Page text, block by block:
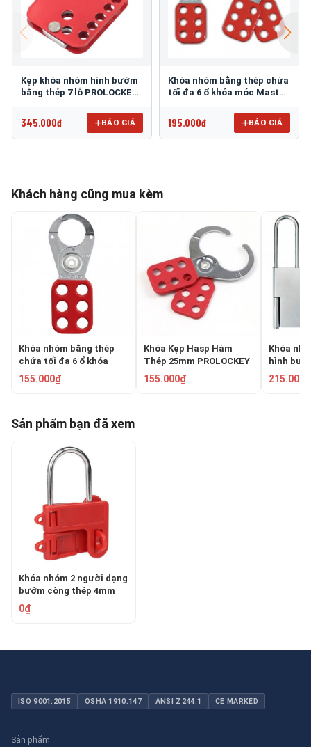
Kẹp khóa nhóm hình bướm
bằng thép 7 lỗ PROLOCKEY
345.000đ BÁO GIÁ
Khóa nhóm bằng thép chứa
tối đa 6 ổ khóa móc Master
195.000đ BÁO GIÁ
Khách hàng cũng mua kèm
Khóa nhóm bằng thép
chứa tối đa 6 ổ khóa
móc Master Lock 420
155.000₫
Khóa Kẹp Hasp Hàm
Thép 25mm PROLOCKEY
SH01 – Dùng Tối đa 6
người
155.000₫
Khóa
hình
215.000₫
Sản phẩm bạn đã xem
Khóa nhóm 2 người dạng
bướm còng thép 4mm
PROLOCKEY BAH21
0₫
ISO 9001:2015 OSHA 1910.147 ANSI Z244.1 CE MARKED
Sản phẩm